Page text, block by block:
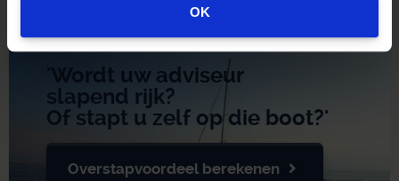
OK
'Wordt uw adviseur
slapend rijk?
Of stapt u zelf op die boot?'
Overstapvoordeel berekenen